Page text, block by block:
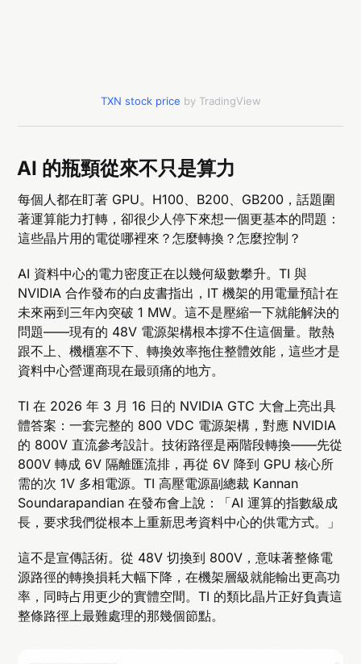
TXN stock price by TradingView
AI 的瓶頸從來不只是算力
每個人都在盯著 GPU。H100、B200、GB200，話題圍
著運算能力打轉，卻很少人停下來想一個更基本的問題：
這些晶片用的電從哪裡來？怎麼轉換？怎麼控制？
AI 資料中心的電力密度正在以幾何級數攀升。TI 與
NVIDIA 合作發布的白皮書指出，IT 機架的用電量預計在
未來兩到三年內突破 1 MW。這不是壓縮一下就能解決的
問題——現有的 48V 電源架構根本撐不住這個量。散熱
跟不上、機櫃塞不下、轉換效率拖住整體效能，這些才是
資料中心營運商現在最頭痛的地方。
TI 在 2026 年 3 月 16 日的 NVIDIA GTC 大會上亮出具
體答案：一套完整的 800 VDC 電源架構，對應 NVIDIA
的 800V 直流參考設計。技術路徑是兩階段轉換——先從
800V 轉成 6V 隔離匯流排，再從 6V 降到 GPU 核心所
需的次 1V 多相電源。TI 高壓電源副總裁 Kannan
Soundarapandian 在發布會上說：「AI 運算的指數級成
長，要求我們從根本上重新思考資料中心的供電方式。」
這不是宣傳話術。從 48V 切換到 800V，意味著整條電
源路徑的轉換損耗大幅下降，在機架層級就能輸出更高功
率，同時占用更少的實體空間。TI 的類比晶片正好負責這
整條路徑上最難處理的那幾個節點。